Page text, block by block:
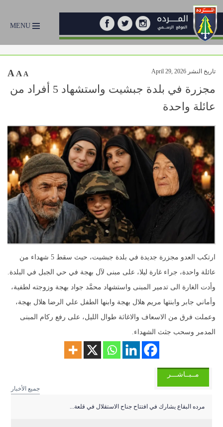
MENU
تاريخ النشر April 29, 2026 A A A
مجزرة في بلدة جبشيت واستشهاد 5 أفراد من
عائلة واحدة
ارتكب العدو مجزرة جديدة في بلدة جبشيت، حيث سقط 5 شهداء من
عائلة واحدة، جراء غارة ليلا، على مبنى لآل بهجة في حي الجبل في البلدة.
وأدت الغارة الى تدمير المبنى واستشهاد محمَّد جواد بهجة وزوجته لطفية،
وأماني جابر وابنتها مريم هلال بهجة وابنها الطفل علي الرضا هلال بهجة،
وعملت فرق من الاسعاف والاغاثة طوال الليل، على رفع ركام المبنى
المدمر وسحب جثث الشهداء.
مــبــاشـــر
جميع الأخبار
مرده البقاع يشارك في افتتاح جناح الاستقلال في قلعة...